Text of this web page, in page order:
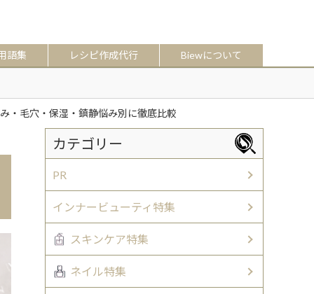
語集 レシピ作成代行 Biewについて
・毛穴・保湿・鎮静悩み別に徹底比較
カテゴリー
PR
インナービューティ特集
スキンケア特集
ネイル特集